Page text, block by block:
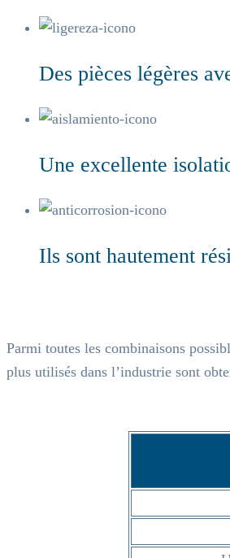
Des pièces légères
Une excellente
Ils sont hautement
Parmi toutes les combinaisons
plus utilisés dans l’industrie sont